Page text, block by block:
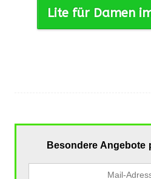
Lite für Damen
Besondere Angebote